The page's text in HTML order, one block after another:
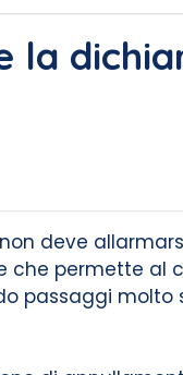
la
deve
che permette al
passaggi molto